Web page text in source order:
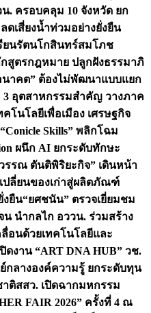
. ครอบคลุม 10 จังหวัด ยก
ดเสี่ยงน้ำท่วมอย่างยั่งยืน
ยนรัตนโกสินทร์สมโภช
สูตรกฎหมาย ปลูกฝังธรรมาภิ
นาคต” ต้องไม่พัฒนาแบบแยก
3 อุตสาหกรรมสำคัญ วางภาค
โนโลยีเพื่อเมือง เศรษฐกิจ
Skills” พลิกโฉม
ผนึก AI ยกระดับทักษะ
รรณ ตันติพิริยะกิจ” เดินหน้า
เปลี่ยนของเก่าสู่ผลิตภัณฑ์
งยืน“ยศชนัน” ตรวจเยี่ยมชม
นำกลไก อววน. ร่วมสร้าง
อนด้วยเทคโนโลยีและ
ดงาน “ART DNA HUB” วช.
ลางองค์ความรู้ ยกระดับทุน
ติสสว. เปิดฉากมหกรรม
FAIR 2026” ครั้งที่ 4 ณ